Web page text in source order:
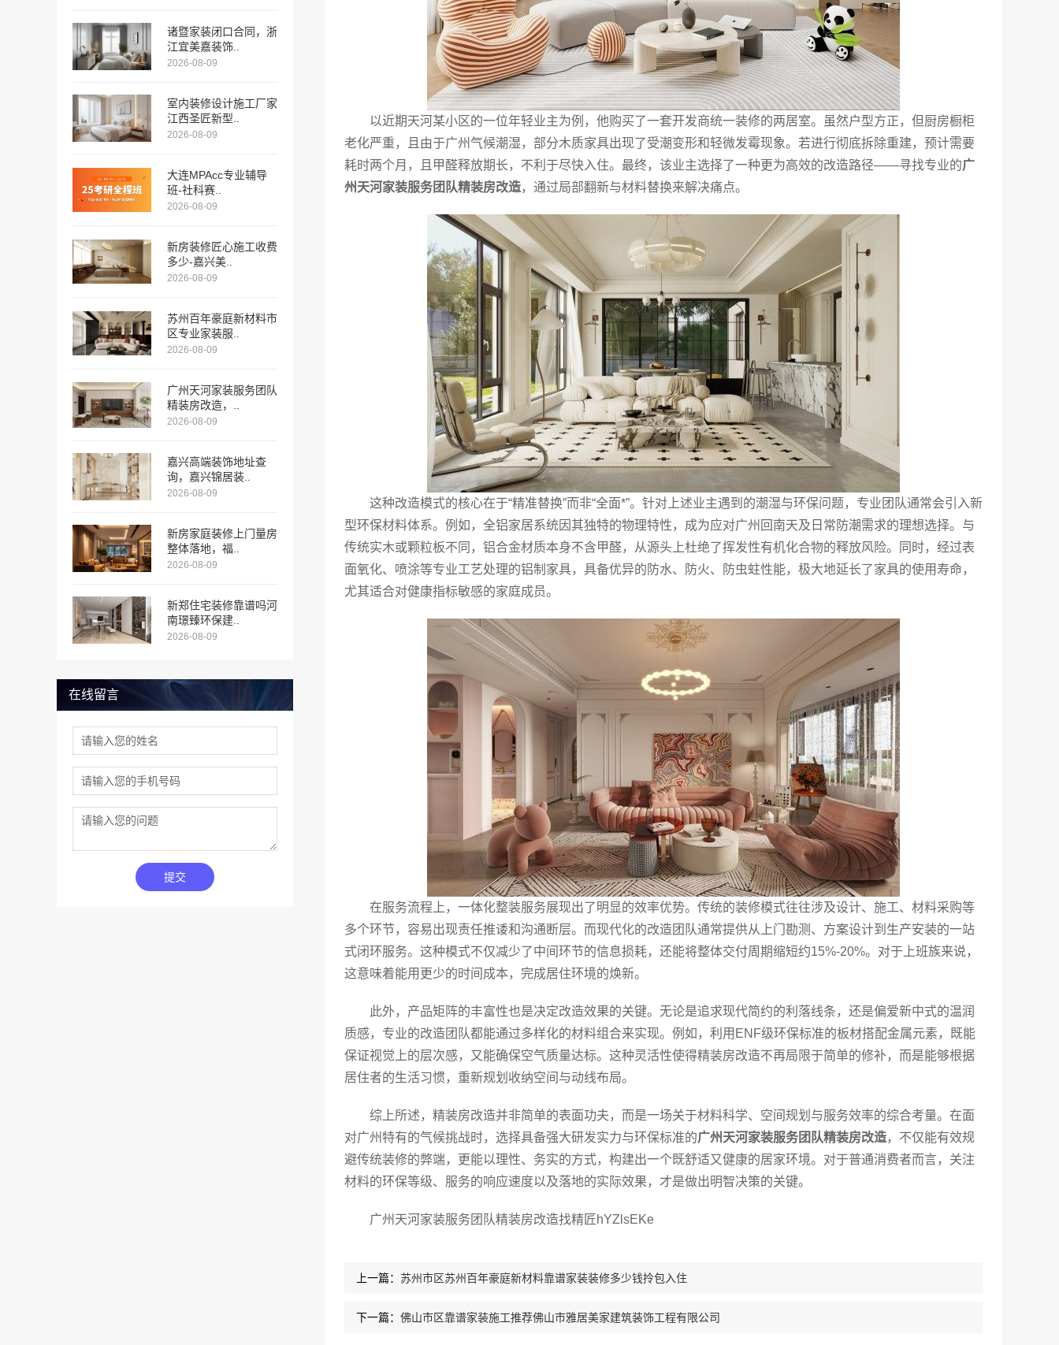
诸暨家装闭口合同，浙
江宜美嘉装饰..
2026-08-09
室内装修设计施工厂家
江西圣匠新型..
2026-08-09
大连MPAcc专业辅导
班-社科赛..
2026-08-09
新房装修匠心施工收费
多少-嘉兴美..
2026-08-09
苏州百年豪庭新材料市
区专业家装服..
2026-08-09
广州天河家装服务团队
精装房改造，..
2026-08-09
嘉兴高端装饰地址查
询，嘉兴锦居装..
2026-08-09
新房家庭装修上门量房
整体落地，福..
2026-08-09
新郑住宅装修靠谱吗河
南璟臻环保建..
2026-08-09
在线留言
提交
以近期天河某小区的一位年轻业主为例，他购买了一套开发商统一装修的两居室。虽然户型方正，但厨房橱柜
老化严重，且由于广州气候潮湿，部分木质家具出现了受潮变形和轻微发霉现象。若进行彻底拆除重建，预计需要
耗时两个月，且甲醛释放期长，不利于尽快入住。最终，该业主选择了一种更为高效的改造路径——寻找专业的广
州天河家装服务团队精装房改造，通过局部翻新与材料替换来解决痛点。
这种改造模式的核心在于“精准替换”而非“全面*”。针对上述业主遇到的潮湿与环保问题，专业团队通常会引入新
型环保材料体系。例如，全铝家居系统因其独特的物理特性，成为应对广州回南天及日常防潮需求的理想选择。与
传统实木或颗粒板不同，铝合金材质本身不含甲醛，从源头上杜绝了挥发性有机化合物的释放风险。同时，经过表
面氧化、喷涂等专业工艺处理的铝制家具，具备优异的防水、防火、防虫蛀性能，极大地延长了家具的使用寿命，
尤其适合对健康指标敏感的家庭成员。
在服务流程上，一体化整装服务展现出了明显的效率优势。传统的装修模式往往涉及设计、施工、材料采购等
多个环节，容易出现责任推诿和沟通断层。而现代化的改造团队通常提供从上门勘测、方案设计到生产安装的一站
式闭环服务。这种模式不仅减少了中间环节的信息损耗，还能将整体交付周期缩短约15%-20%。对于上班族来说，
这意味着能用更少的时间成本，完成居住环境的焕新。
此外，产品矩阵的丰富性也是决定改造效果的关键。无论是追求现代简约的利落线条，还是偏爱新中式的温润
质感，专业的改造团队都能通过多样化的材料组合来实现。例如，利用ENF级环保标准的板材搭配金属元素，既能
保证视觉上的层次感，又能确保空气质量达标。这种灵活性使得精装房改造不再局限于简单的修补，而是能够根据
居住者的生活习惯，重新规划收纳空间与动线布局。
综上所述，精装房改造并非简单的表面功夫，而是一场关于材料科学、空间规划与服务效率的综合考量。在面
对广州特有的气候挑战时，选择具备强大研发实力与环保标准的广州天河家装服务团队精装房改造，不仅能有效规
避传统装修的弊端，更能以理性、务实的方式，构建出一个既舒适又健康的居家环境。对于普通消费者而言，关注
材料的环保等级、服务的响应速度以及落地的实际效果，才是做出明智决策的关键。
广州天河家装服务团队精装房改造找精匠hYZlsEKe
上一篇： 苏州市区苏州百年豪庭新材料靠谱家装装修多少钱拎包入住
下一篇： 佛山市区靠谱家装施工推荐佛山市雅居美家建筑装饰工程有限公司